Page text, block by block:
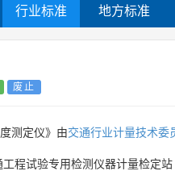
行业标准 地方标准
废止
测定仪》由交通行业计量技术委
工程试验专用检测仪器计量检定站